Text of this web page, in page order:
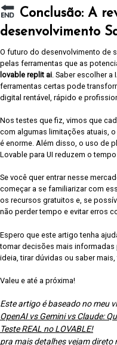
Conclusão: A
desenvolvimento
O futuro do desenvolvimento de
pelas ferramentas que as
lovable replit ai. Saber escolher
ferramentas certas pode
digital rentável, rápido e
Nos testes que fiz, vimos que
com algumas limitações atuais,
é enorme. Além disso, o uso de
Lovable para UI reduzem o
Se você quer entrar nesse
começar a se familiarizar com
os recursos gratuitos e, se
não perder tempo e evitar erros
Espero que este artigo tenha
tomar decisões mais informadas
ideia, tirar dúvidas ou saber
Valeu e até a próxima!
Este artigo é baseado no meu
OpenAI vs Gemini vs Claude:
Teste REAL no LOVABLE!
pra mais detalhes vejam direto